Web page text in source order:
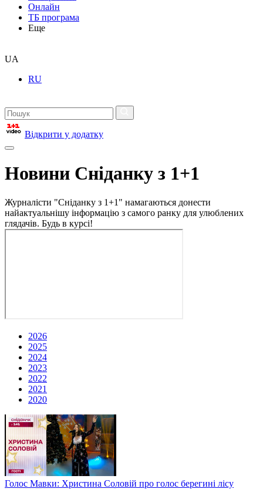
Онлайн
ТБ програма
Еще
UA
RU
Відкрити у додатку
Новини Сніданку з 1+1
Журналісти "Сніданку з 1+1" намагаються донести
найактуальнішу інформацію з самого ранку для улюблених
глядачів. Будь в курсі!
2026
2025
2024
2023
2022
2021
2020
Голос Мавки: Христина Соловій про голос берегині лісу